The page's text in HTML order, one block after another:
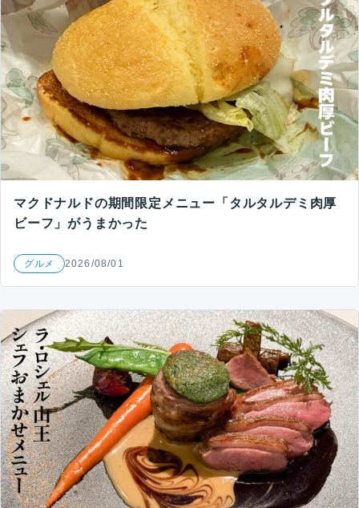
マクドナルドの期間限定メニュー「タルタルデミ肉厚
ビーフ」がうまかった
グルメ 2026/08/01